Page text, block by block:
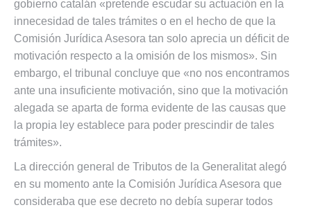
gobierno catalán «pretende escudar su actuación en la
innecesidad de tales trámites o en el hecho de que la
Comisión Jurídica Asesora tan solo aprecia un déficit de
motivación respecto a la omisión de los mismos». Sin
embargo, el tribunal concluye que «no nos encontramos
ante una insuficiente motivación, sino que la motivación
alegada se aparta de forma evidente de las causas que
la propia ley establece para poder prescindir de tales
trámites».
La dirección general de Tributos de la Generalitat alegó
en su momento ante la Comisión Jurídica Asesora que
consideraba que ese decreto no debía superar todos